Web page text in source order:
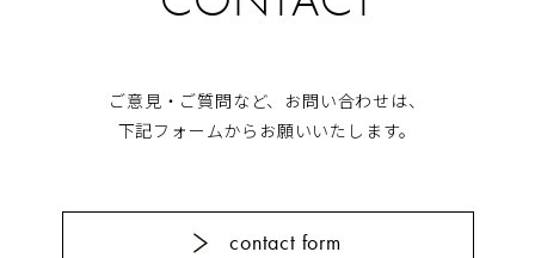
ご意見・ご質問など、お問い合わせは、
下記フォームからお願いいたします。
contact form